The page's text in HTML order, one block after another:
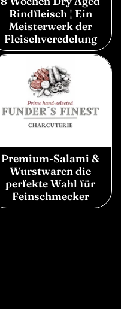
Rindfleisch | Ein
Meisterwerk der
Fleischveredelung
Premium-Salami &
Wurstwaren die
perfekte Wahl für
Feinschmecker